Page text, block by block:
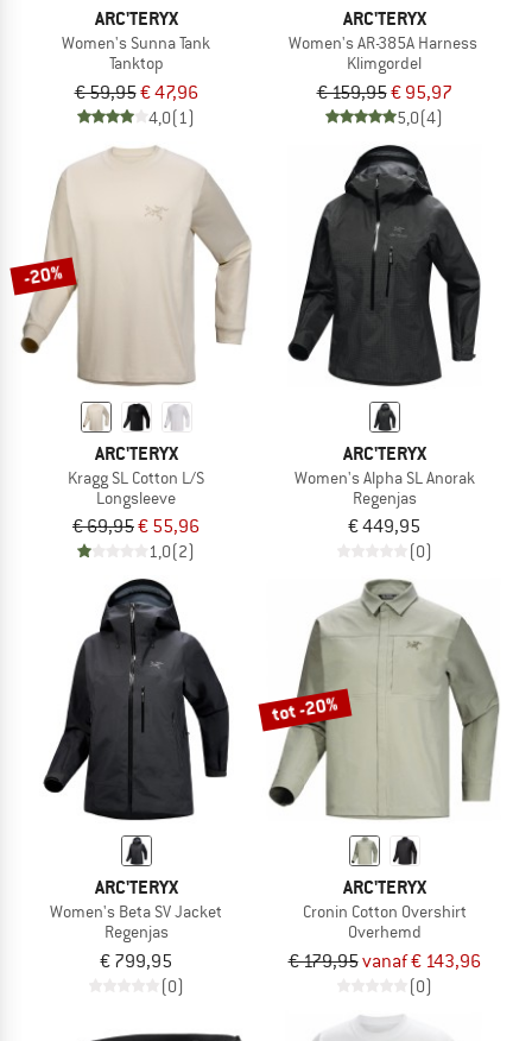
ARC'TERYX
Women's Sunna Tank
Tanktop
€ 59,95€ 47,96
4,0(1)
ARC'TERYX
Women's AR-385A Harness
Klimgordel
€ 159,95€ 95,97
5,0(4)
-20%
ARC'TERYX
Kragg SL Cotton L/S
Longsleeve
€ 69,95€ 55,96
1,0(2)
ARC'TERYX
Women's Alpha SL Anorak
Regenjas
€ 449,95
(0)
ARC'TERYX
Women's Beta SV Jacket
Regenjas
€ 799,95
(0)
tot -20%
ARC'TERYX
Cronin Cotton Overshirt
Overhemd
€ 179,95vanaf € 143,96
(0)